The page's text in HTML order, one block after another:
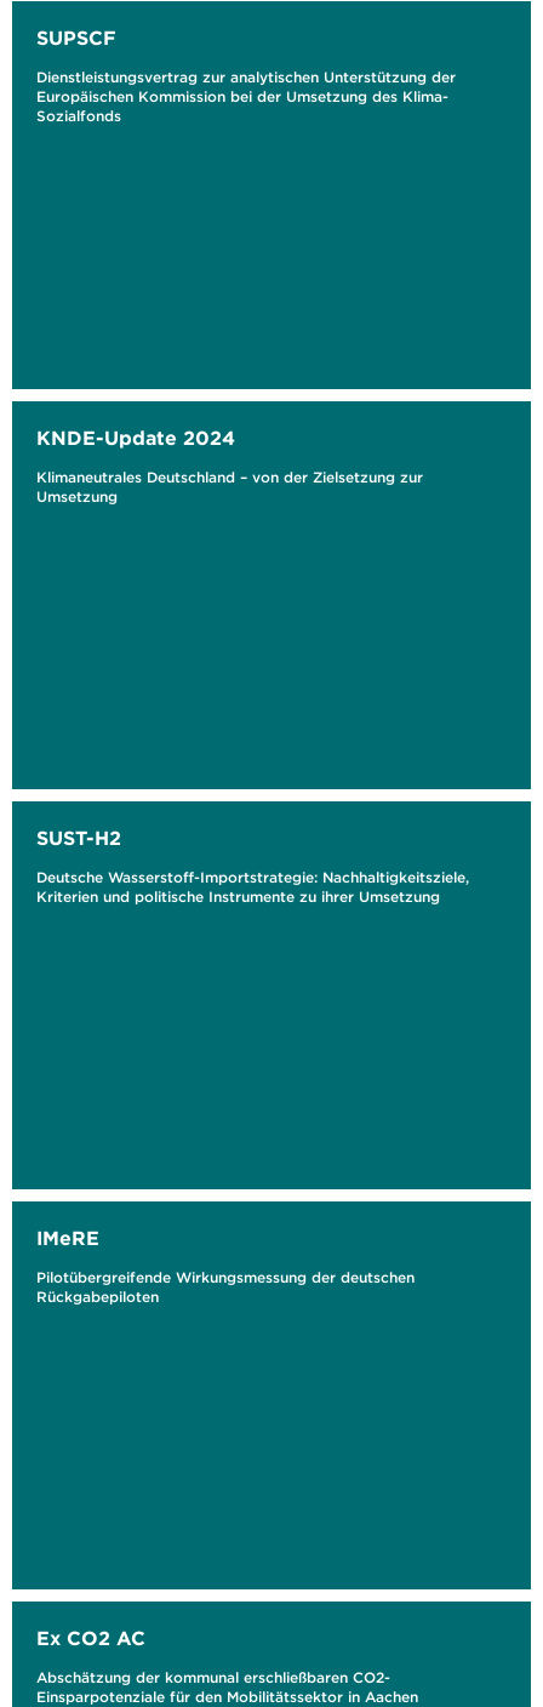
SUPSCF
Dienstleistungsvertrag zur analytischen Unterstützung der
Europäischen Kommission bei der Umsetzung des Klima-
Sozialfonds
KNDE-Update 2024
Klimaneutrales Deutschland – von der Zielsetzung zur
Umsetzung
SUST-H2
Deutsche Wasserstoff-Importstrategie: Nachhaltigkeitsziele,
Kriterien und politische Instrumente zu ihrer Umsetzung
IMeRE
Pilotübergreifende Wirkungsmessung der deutschen
Rückgabepiloten
Ex CO2 AC
Abschätzung der kommunal erschließbaren CO2-
Einsparpotenziale für den Mobilitätssektor in Aachen